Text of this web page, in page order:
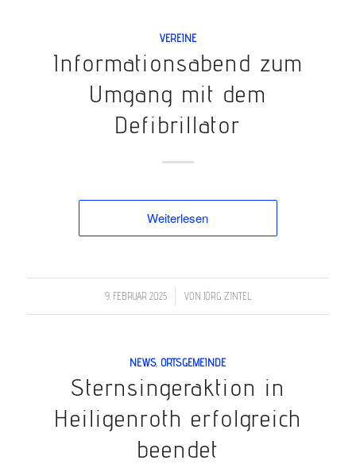
VEREINE
Informationsabend zum
Umgang mit dem
Defibrillator
Weiterlesen
9. FEBRUAR 2025
/ VON JÖRG ZINTEL
NEWS,ORTSGEMEINDE
Sternsingeraktion in
Heiligenroth erfolgreich
beendet